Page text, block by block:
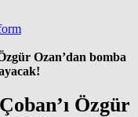
Ozan’dan bomba
Özgür